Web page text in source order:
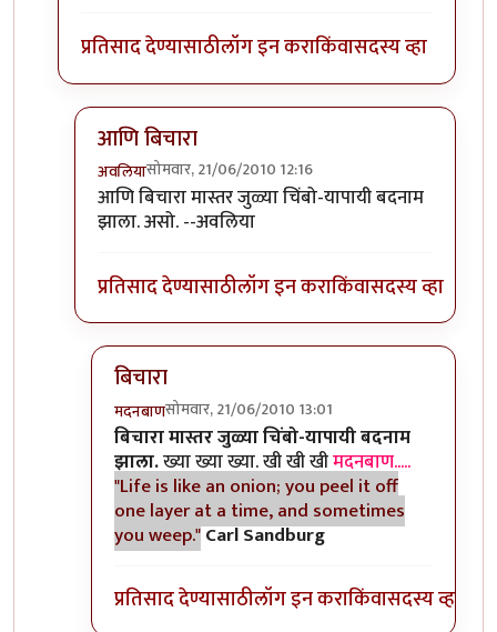
प्रतिसाद देण्यासाठीलॉग इन कराकिंवासदस्य व्हा
आणि बिचारा
अवलियासोमवार, 21/06/2010 12:16
In reply to>>मिपावरbyअवलिया
आणि बिचारा मास्तर जुळ्या चिंबो-यापायी बदनाम
झाला. असो. --अवलिया
प्रतिसाद देण्यासाठीलॉग इन कराकिंवासदस्य व्हा
बिचारा
मदनबाणसोमवार, 21/06/2010 13:01
In reply toआणि बिचाराbyअवलिया
बिचारा मास्तर जुळ्या चिंबो-यापायी बदनाम
झाला.ख्या ख्या ख्या. खी खी खीमदनबाण.....
"Life is like an onion; you peel it off
one layer at a time, and sometimes
you weep."Carl Sandburg
प्रतिसाद देण्यासाठीलॉग इन कराकिंवासदस्य व्हा